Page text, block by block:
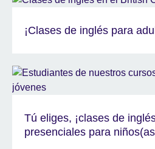
¡Clases de inglés para
Tú eliges, ¡clases de
presenciales para